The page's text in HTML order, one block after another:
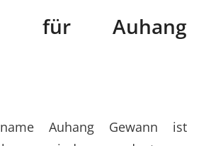
für Auhang
Auhang Gewann ist